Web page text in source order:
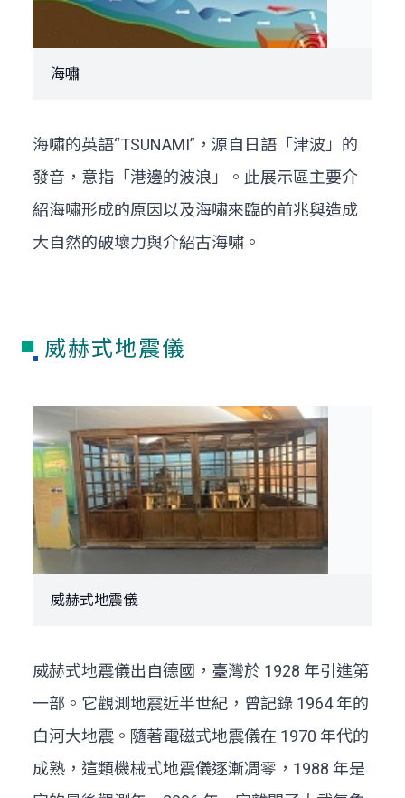
海嘯
海嘯的英語“TSUNAMI”，源自日語「津波」的
發音，意指「港邊的波浪」。此展示區主要介
紹海嘯形成的原因以及海嘯來臨的前兆與造成
大自然的破壞力與介紹古海嘯。
威赫式地震儀
威赫式地震儀
威赫式地震儀出自德國，臺灣於 1928 年引進第
一部。它觀測地震近半世紀，曾記錄 1964 年的
白河大地震。隨著電磁式地震儀在 1970 年代的
成熟，這類機械式地震儀逐漸凋零，1988 年是